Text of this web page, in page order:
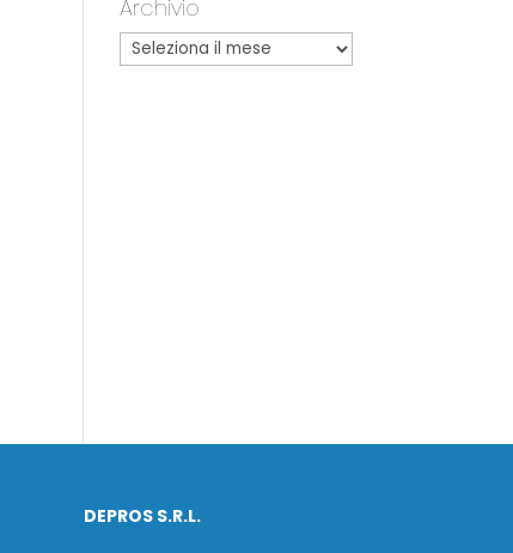
Archivio
DEPROS S.R.L.